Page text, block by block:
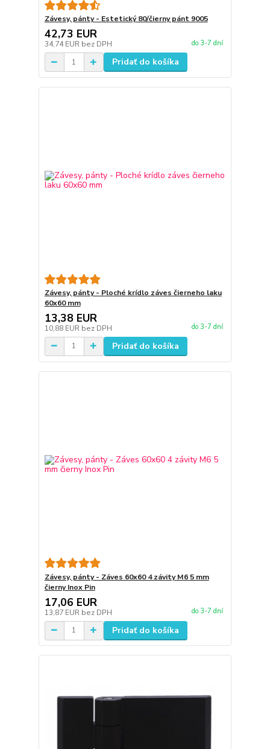
Závesy, pánty - Estetický 80/čierny pánt 9005
42,73 EUR
34,74 EUR bez DPH do 3-7 dní
Pridať do košíka
Závesy, pánty - Ploché krídlo záves čierneho laku
60x60 mm
13,38 EUR
10,88 EUR bez DPH do 3-7 dní
Pridať do košíka
Závesy, pánty - Záves 60x60 4 závity M6 5 mm
čierny Inox Pin
17,06 EUR
13,87 EUR bez DPH do 3-7 dní
Pridať do košíka